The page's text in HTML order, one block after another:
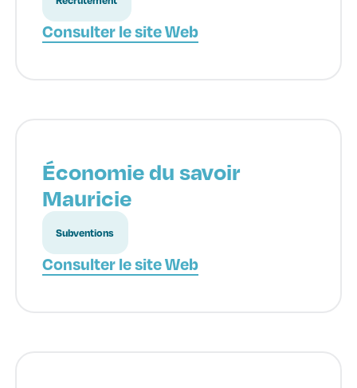
Consulter le site Web
Économie du savoir
Mauricie
Subventions
Consulter le site Web